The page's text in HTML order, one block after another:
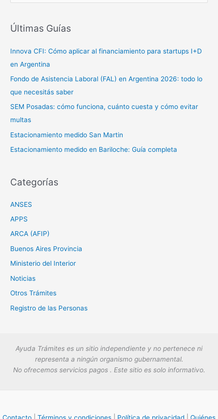
c
r
p
o
r
:
Últimas Guías
Innova CFI: Cómo aplicar al financiamiento para startups I+D
en Argentina
Fondo de Asistencia Laboral (FAL) en Argentina 2026: todo lo
que necesitás saber
SEM Posadas: cómo funciona, cuánto cuesta y cómo evitar
multas
Estacionamiento medido San Martin
Estacionamiento medido en Bariloche: Guía completa
Categorías
ANSES
APPS
ARCA (AFIP)
Buenos Aires Provincia
Ministerio del Interior
Noticias
Otros Trámites
Registro de las Personas
Ayuda Trámites es un sitio independiente y no pertenece ni
representa a ningún organismo gubernamental.
No ofrecemos servicios pagos . Este sitio es solo informativo.
Contacto Términos y condiciones Política de privacidad Quiénes